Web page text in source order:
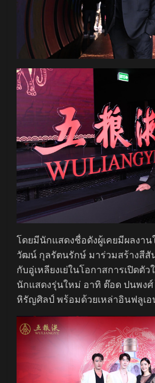
โดยมีนักแสดงชื่อดังผู้เคยมีผลงา
วัฒน์ กุลรัตนรักษ์ มาร่วมสร้างสี
กับอู่เหลียงเย่ในโอกาสการเปิดตั
นักแสดงรุ่นใหม่ อาทิ ต๊อด ปนพง
หิรัญศิลป์ พร้อมด้วยเหล่าอินฟลูเอ